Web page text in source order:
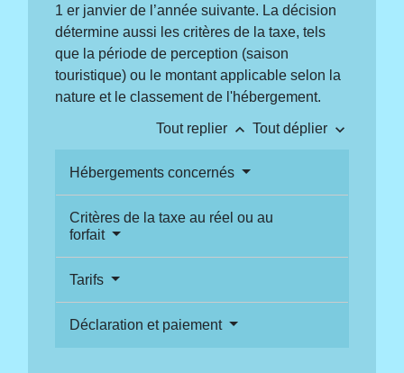
1 er janvier de l’année suivante. La décision
détermine aussi les critères de la taxe, tels
que la période de perception (saison
touristique) ou le montant applicable selon la
nature et le classement de l'hébergement.
Tout replier keyboard_arrow_up Tout déplier keyboard_arrow_down
Hébergements concernés
Critères de la taxe au réel ou au
forfait
Tarifs
Déclaration et paiement